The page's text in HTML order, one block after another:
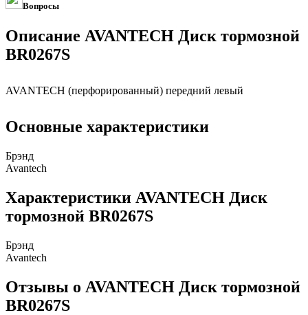
Вопросы
Описание AVANTECH Диск тормозной
BR0267S
AVANTECH (перфорированный) передний левый
Основные характеристики
Брэнд
Avantech
Характеристики AVANTECH Диск
тормозной BR0267S
Брэнд
Avantech
Отзывы о AVANTECH Диск тормозной
BR0267S